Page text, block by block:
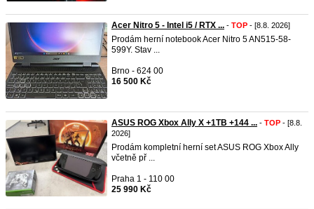
Acer Nitro 5 - Intel i5 / RTX ... - TOP - [8.8. 2026]
Prodám herní notebook Acer Nitro 5 AN515-58-
599Y. Stav ...
Brno - 624 00
16 500 Kč
ASUS ROG Xbox Ally X +1TB +144 ... - TOP - [8.8.
2026]
Prodám kompletní herní set ASUS ROG Xbox Ally
včetně př ...
Praha 1 - 110 00
25 990 Kč